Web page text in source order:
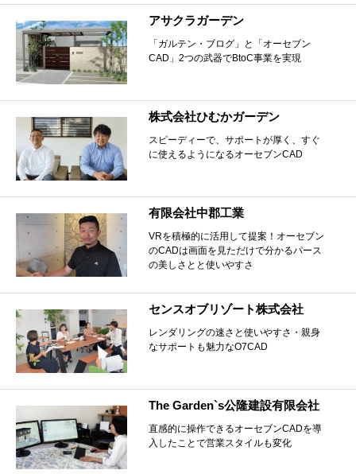
アサクラガーデン
「ガルテン・ブログ」と「オーセブン
CAD」2つの武器でBtoC事業を実現
株式会社ひむかガーデン
スピーディーで、サポートが厚く、すぐ
に使えるようになるオーセブンCAD
有限会社中郡工業
VRを積極的に活用して提案！オーセブン
のCADは画面を見ただけで分かるパース
の美しさとと使いやすさ
センスオブリゾート株式会社
レンダリングの速さと使いやすさ・親身
なサポートも魅力なO7CAD
The Garden`s公隆建設有限会社
直感的に操作できるオーセブンCADを導
入したことで営業スタイルも変化